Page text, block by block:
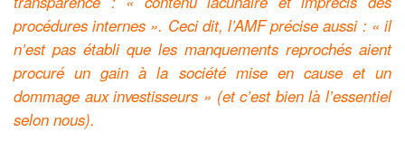
procédures internes ». Ceci dit, l’AMF précise aussi : « il
n’est pas établi que les manquements reprochés aient
procuré un gain à la société mise en cause et un
dommage aux investisseurs » (et c’est bien là l’essentiel
selon nous).